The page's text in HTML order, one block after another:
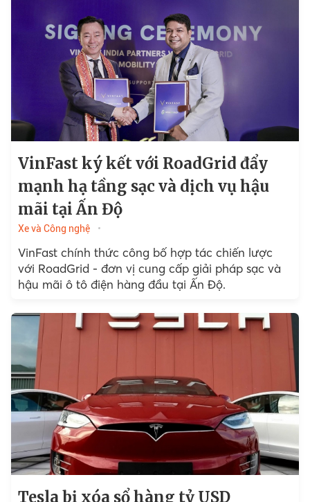
VinFast ký kết với RoadGrid đẩy
mạnh hạ tầng sạc và dịch vụ hậu
mãi tại Ấn Độ
Xe và Công nghệ
VinFast chính thức công bố hợp tác chiến lược
với RoadGrid - đơn vị cung cấp giải pháp sạc và
hậu mãi ô tô điện hàng đầu tại Ấn Độ.
Tesla bị xóa sổ hàng tỷ USD